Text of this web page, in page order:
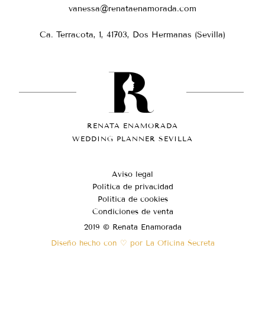
vanessa@renataenamorada.com
Ca. Terracota, 1, 41703, Dos Hermanas (Sevilla)
RENATA ENAMORADA
WEDDING PLANNER SEVILLA
Aviso legal
Política de privacidad
Política de cookies
Condiciones de venta
2019 © Renata Enamorada
Diseño hecho con ♡ por La Oficina Secreta